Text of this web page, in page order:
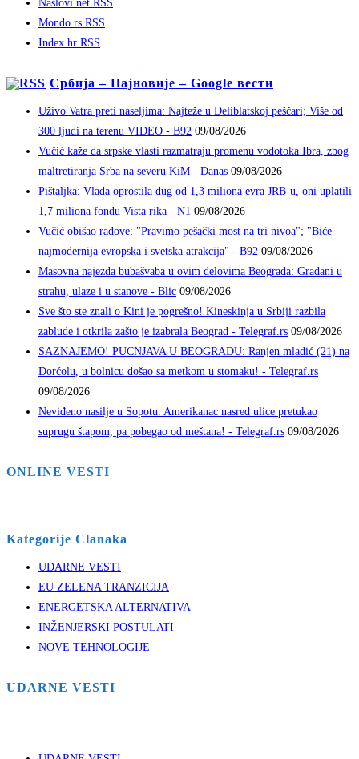
Naslovi.net RSS
Mondo.rs RSS
Index.hr RSS
Србија – Најновије – Google вести
Uživo Vatra preti naseljima: Najteže u Deliblatskoj peščari; Više od
300 ljudi na terenu VIDEO - B92 09/08/2026
Vučić kaže da srpske vlasti razmatraju promenu vodotoka Ibra, zbog
maltretiranja Srba na severu KiM - Danas 09/08/2026
Pištaljka: Vlada oprostila dug od 1,3 miliona evra JRB-u, oni uplatili
1,7 miliona fondu Vista rika - N1 09/08/2026
Vučić obišao radove: "Pravimo pešački most na tri nivoa"; "Biće
najmodernija evropska i svetska atrakcija" - B92 09/08/2026
Masovna najezda bubašvaba u ovim delovima Beograda: Građani u
strahu, ulaze i u stanove - Blic 09/08/2026
Sve što ste znali o Kini je pogrešno! Kineskinja u Srbiji razbila
zablude i otkrila zašto je izabrala Beograd - Telegraf.rs 09/08/2026
SAZNAJEMO! PUCNJAVA U BEOGRADU: Ranjen mladić (21) na
Dorćolu, u bolnicu došao sa metkom u stomaku! - Telegraf.rs
09/08/2026
Neviđeno nasilje u Sopotu: Amerikanac nasred ulice pretukao
suprugu štapom, pa pobegao od meštana! - Telegraf.rs 09/08/2026
ONLINE VESTI
Kategorije Clanaka
UDARNE VESTI
EU ZELENA TRANZICIJA
ENERGETSKA ALTERNATIVA
INŽENJERSKI POSTULATI
NOVE TEHNOLOGIJE
UDARNE VESTI